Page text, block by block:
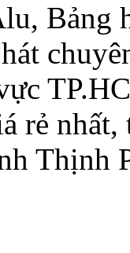
Bảng
nhất,
Thịnh